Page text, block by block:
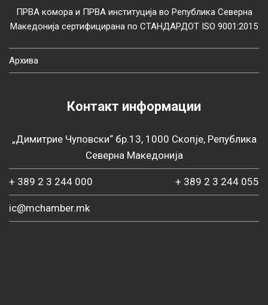
ПРВА комора и ПРВА институција во Република Северна
Македонија сертифицирана по СТАНДАРДОТ ISO 9001:2015
Архива
Контакт информации
„Димитрие Чуповски“ бр.13, 1000 Скопје, Република
Северна Македонија
+ 389 2 3 244 000 + 389 2 3 244 055
ic@mchamber.mk